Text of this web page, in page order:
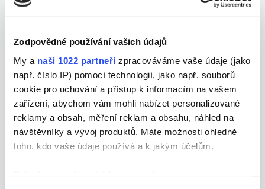
Zodpovědné používání vašich údajů
My a naši 1022 partneři zpracováváme vaše údaje (jako
např. číslo IP) pomocí technologií, jako např. souborů
cookie pro uchování a přístup k informacím na vašem
zařízení, abychom vám mohli nabízet personalizované
reklamy a obsah, měření reklam a obsahu, náhled na
návštěvníky a vývoj produktů. Máte možnosti ohledně
toho, kdo vaše údaje používá a k jakým účelům.
vlastního webu
Ne každý má čas a rozpočet na kompletní
redesign webu. Ale i malé úpravy mohou mít velký
dopad. Tady je pár jednoduchých kroků, které
zvládne udělat každý majitel webu nebo e-shopu:
zákazníka